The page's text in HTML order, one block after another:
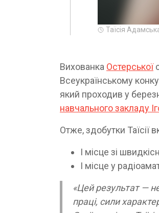
Таїсія
Вихованка Остерської
Всеукраїнському
який проходив у
навчального закладу
Отже, здобутки Таїсії
І місце зі
І місце у
«Цей результат —
праці, сили